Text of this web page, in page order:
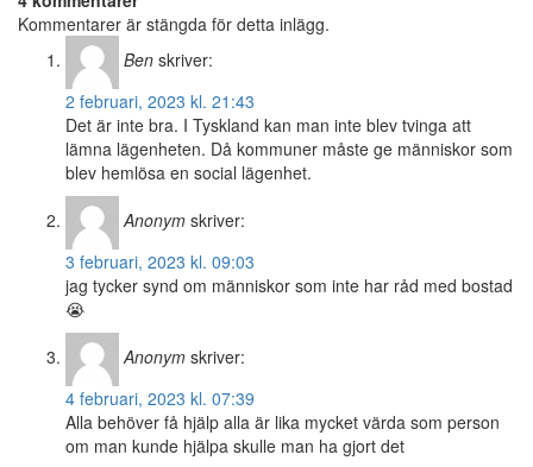
Kommentarer är stängda för detta inlägg.
Ben skriver:
2 februari, 2023 kl. 21:43
Det är inte bra. I Tyskland kan man inte blev tvinga att
lämna lägenheten. Då kommuner måste ge människor som
blev hemlösa en social lägenhet.
Anonym skriver:
3 februari, 2023 kl. 09:03
jag tycker synd om människor som inte har råd med bostad
😭
Anonym skriver:
4 februari, 2023 kl. 07:39
Alla behöver få hjälp alla är lika mycket värda som person
om man kunde hjälpa skulle man ha gjort det